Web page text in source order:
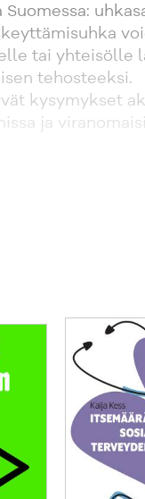
tai yhteisölle
tehosteeksi.
kysymykset
ja